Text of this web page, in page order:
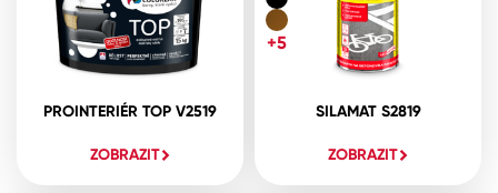
PROINTERIÉR TOP V2519
ZOBRAZIT
SILAMAT S2819
ZOBRAZIT
+5